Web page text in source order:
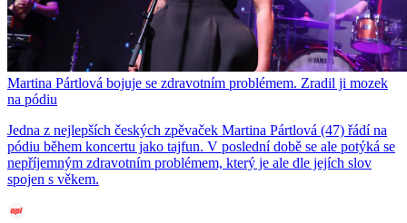
Martina Pártlová bojuje se zdravotním problémem. Zradil ji mozek
na pódiu
Jedna z nejlepších českých zpěvaček Martina Pártlová (47) řádí na
pódiu během koncertu jako tajfun. V poslední době se ale potýká se
nepříjemným zdravotním problémem, který je ale dle jejích slov
spojen s věkem.